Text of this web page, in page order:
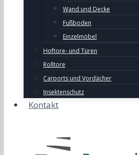
Wand und Decke
Fußboden
Einzelmöbel
Hoftore- und Türen
Rolltore
Carports und Vordächer
Insektenschutz
Kontakt